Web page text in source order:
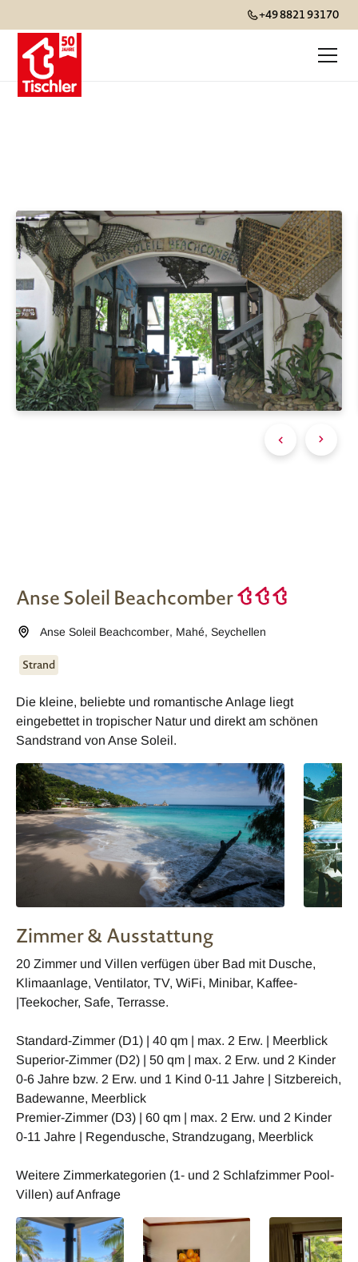
+49 8821 93170
Anse Soleil Beachcomber
Anse Soleil Beachcomber, Mahé,Seychellen
Strand
Die kleine, beliebte und romantische Anlage liegt
eingebettet in tropischer Natur und direkt am schönen
Sandstrand von Anse Soleil.
Zimmer & Ausstattung
20 Zimmer und Villen verfügen über Bad mit Dusche,
Klimaanlage, Ventilator, TV, WiFi, Minibar, Kaffee-
|Teekocher, Safe, Terrasse.
Standard-Zimmer (D1) | 40 qm | max. 2 Erw. | Meerblick
Superior-Zimmer (D2) | 50 qm | max. 2 Erw. und 2 Kinder
0-6 Jahre bzw. 2 Erw. und 1 Kind 0-11 Jahre | Sitzbereich,
Badewanne, Meerblick
Premier-Zimmer (D3) | 60 qm | max. 2 Erw. und 2 Kinder
0-11 Jahre | Regendusche, Strandzugang, Meerblick
Weitere Zimmerkategorien (1- und 2 Schlafzimmer Pool-
Villen) auf Anfrage